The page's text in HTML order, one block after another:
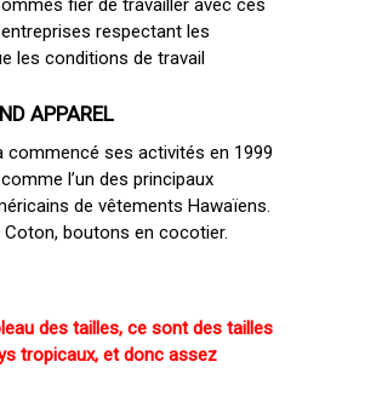
fier de travailler avec ces
respectant les
les conditions de travail
APPAREL
commencé ses activités en 1999
l’un des principaux
de vêtements Hawaïens.
Coton, boutons en cocotier.
des tailles, ce sont des tailles
tropicaux, et donc assez